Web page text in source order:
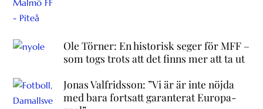
Ole Törner: En historisk seger för MFF –
som togs trots att det finns mer att ta ut
Jonas Valfridsson: ”Vi är är inte nöjda
med bara fortsatt garanterat Europa-